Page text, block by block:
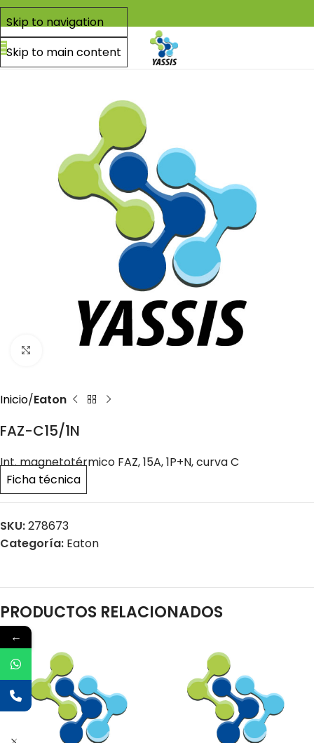
Skip to navigation
Skip to main content
Click to enlarge
Inicio Eaton
FAZ-C15/1N
Int. magnetotérmico FAZ, 15A, 1P+N, curva C
Ficha técnica
SKU:278673
Categoría: Eaton
PRODUCTOS RELACIONADOS
←